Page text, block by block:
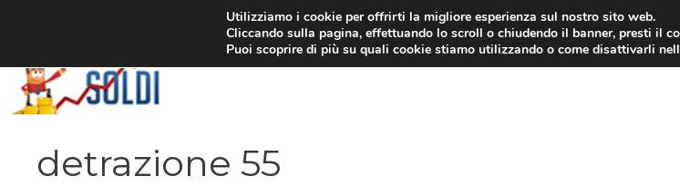
detrazione 55
Utilizziamo i cookie per offrirti la migliore esperienza sul nostro sito web.
Cliccando sulla pagina, effettuando lo scroll o chiudendo il banner, presti il
Puoi scoprire di più su quali cookie stiamo utilizzando o come disattivarli